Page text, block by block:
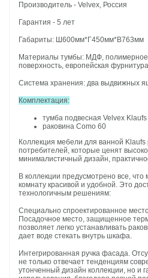
Производитель - Velvex, Россия
Гарантия - 5 лет
Габариты: Ш600мм*Г450мм*В763мм
Материалы тумбы: МДФ,
поверхность, европейская фурнитура
Система хранения: два выдвижных
Комплектация:
тумба подвесная Velvex
раковина Como 60
Коллекция мебели для ванной
потребителей, которые ценят
минималистичный дизайн,
В коллекции предусмотрено все,
комнату красивой и удобной. Это
технологичным решениям:
Специально спроектированное
Посадочное место, защищенное
позволяет легко устанавливать
дает воде стекать внутрь шкафа.
Интегрированная ручка фасада.
не только отвечает тенденциям
утонченный дизайн коллекции, но и